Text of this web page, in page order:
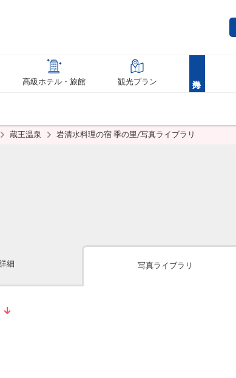
高級ホテル・旅館 観光プラン
蔵王温泉 岩清水料理の宿 季の里/写真ライブラリ
細 写真ライブラリ